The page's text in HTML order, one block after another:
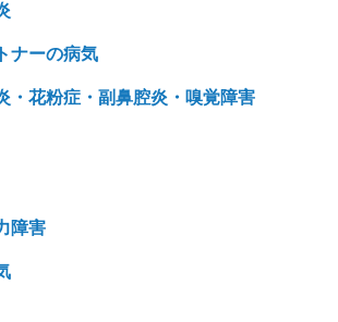
ナーの病気
・花粉症・副鼻腔炎・嗅覚障害
障害